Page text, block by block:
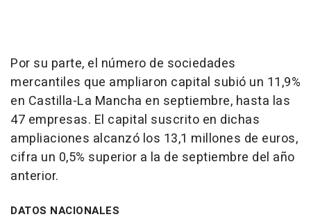
Por su parte, el número de sociedades
mercantiles que ampliaron capital subió un 11,9%
en Castilla-La Mancha en septiembre, hasta las
47 empresas. El capital suscrito en dichas
ampliaciones alcanzó los 13,1 millones de euros,
cifra un 0,5% superior a la de septiembre del año
anterior.
DATOS NACIONALES